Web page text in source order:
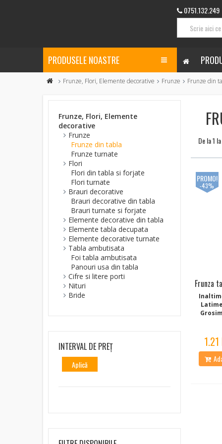
0751.132.249
PRODUSELE NOASTRE
Frunze, Flori, Elemente decorative Frunze Frunze din
De la 1
Frunza
1.21
PROMO!
-43%
Frunze, Flori, Elemente
decorative
Frunze
Frunze din tabla
Frunze turnate
Flori
Flori din tabla si forjate
Flori turnate
Brauri decorative
Brauri decorative din tabla
Brauri turnate si forjate
Elemente decorative din tabla
Elemente tabla decupata
Elemente decorative turnate
Tabla ambutisata
Foi tabla ambutisata
Panouri usa din tabla
Cifre si litere porti
Nituri
Bride
INTERVAL DE PREȚ
Aplică